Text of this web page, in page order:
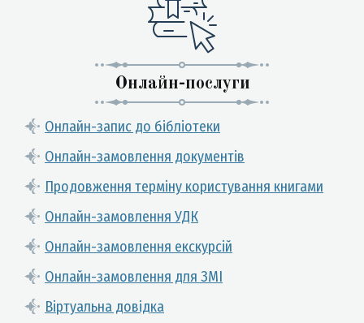
Онлайн-послуги
Онлайн-запис до бібліотеки
Онлайн-замовлення документів
Продовження терміну користування книгами
Онлайн-замовлення УДК
Онлайн-замовлення екскурсій
Онлайн-замовлення для ЗМІ
Віртуальна довідка